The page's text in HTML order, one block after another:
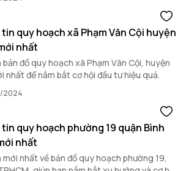
quy hoạch xã Phạm Văn Cội huyện
nhất
đồ quy hoạch xã Phạm Văn Cội, huyện
nhất để nắm bắt cơ hội đầu tư hiệu quả.
2024
quy hoạch phường 19 quận Bình
nhất
nhất về bản đồ quy hoạch phường 19,